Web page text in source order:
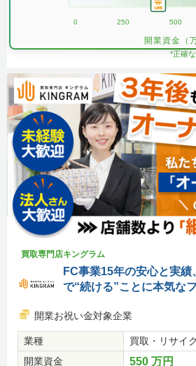
0 250 500
開業資金（
*正確
買取専門店キングラム
FC事業15年の安心と実績
で“続ける”ことに本気な
開業お祝い金対象企業
業種
買取・リサイ
開業資金
550 万円